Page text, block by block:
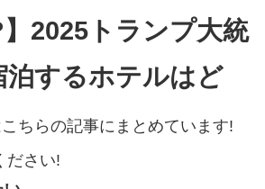
】2025トランプ大統
するホテルはど
ちらの記事にまとめています!
ださい!